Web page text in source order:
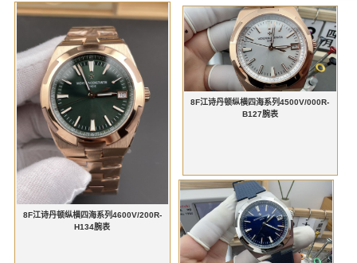
8F江诗丹顿纵横四海系列4600V/200R-
H134腕表
8F江诗丹顿纵横四海系列4500V/000R-
B127腕表